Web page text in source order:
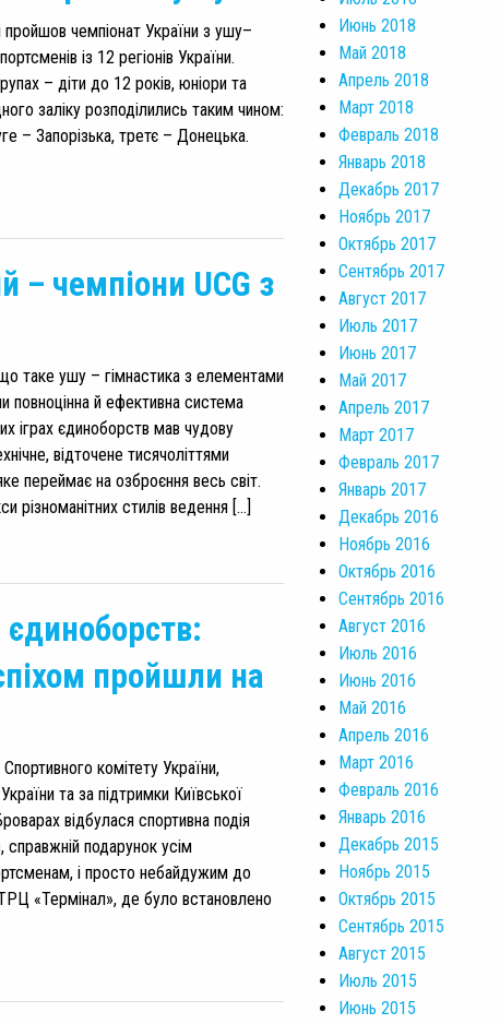
чемпіонат України з ушу–
із 12 регіонів України.
– діти до 12 років, юніори та
заліку розподілились таким чином:
– Запорізька, третє – Донецька.
– чемпіони UCG з
таке ушу – гімнастика з елементами
повноцінна й ефективна система
іграх єдиноборств мав чудову
відточене тисячоліттями
переймає на озброєння весь світ.
різноманітних стилів ведення […]
єдиноборств:
пройшли на
комітету України,
та за підтримки Київської
відбулася спортивна подія
справжній подарунок усім
і просто небайдужим до
«Термінал», де було встановлено
Июнь 2018
Май 2018
Апрель 2018
Март 2018
Февраль 2018
Январь 2018
Декабрь 2017
Ноябрь 2017
Октябрь 2017
Сентябрь 2017
Август 2017
Июль 2017
Июнь 2017
Май 2017
Апрель 2017
Март 2017
Февраль 2017
Январь 2017
Декабрь 2016
Ноябрь 2016
Октябрь 2016
Сентябрь 2016
Август 2016
Июль 2016
Июнь 2016
Май 2016
Апрель 2016
Март 2016
Февраль 2016
Январь 2016
Декабрь 2015
Ноябрь 2015
Октябрь 2015
Сентябрь 2015
Август 2015
Июль 2015
Июнь 2015